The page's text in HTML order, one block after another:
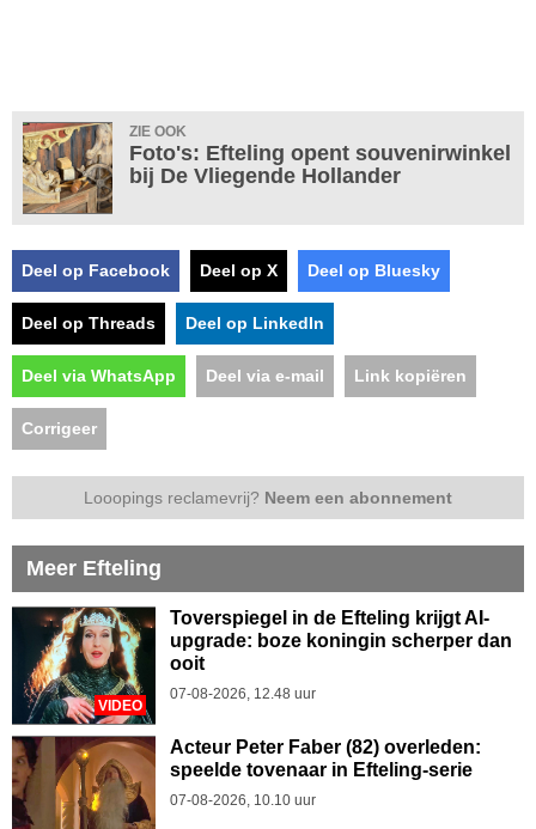
ZIE OOK
Foto's: Efteling opent souvenirwinkel
bij De Vliegende Hollander
Deel op Facebook Deel op X Deel op Bluesky
Deel op Threads Deel op LinkedIn
Deel via WhatsApp Deel via e-mail Link kopiëren
Corrigeer
Looopings reclamevrij? Neem een abonnement
Meer Efteling
VIDEO
Toverspiegel in de Efteling krijgt AI-
upgrade: boze koningin scherper dan
ooit
07-08-2026, 12.48 uur
Acteur Peter Faber (82) overleden:
speelde tovenaar in Efteling-serie
07-08-2026, 10.10 uur